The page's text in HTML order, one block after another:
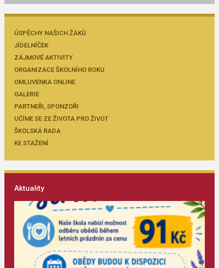
ÚSPĚCHY NAŠICH ŽÁKŮ
JÍDELNÍČEK
ZÁJMOVÉ AKTIVITY
ORGANIZACE ŠKOLNÍHO ROKU
OMLUVENKA ONLINE
GALERIE
PARTNEŘI, SPONZOŘI
UČÍME SE ZE ŽIVOTA PRO ŽIVOT
ŠKOLSKÁ RADA
KE STAŽENÍ
Aktuality